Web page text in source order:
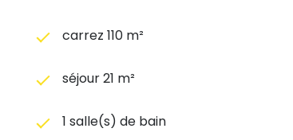
carrez 110 m²
séjour 21 m²
1 salle(s) de bain